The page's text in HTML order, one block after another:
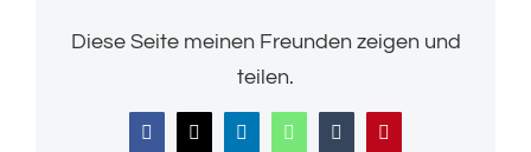
Diese Seite meinen Freunden zeigen und
teilen.
Facebook
X LinkedInWhatsAppTumblrPinterest